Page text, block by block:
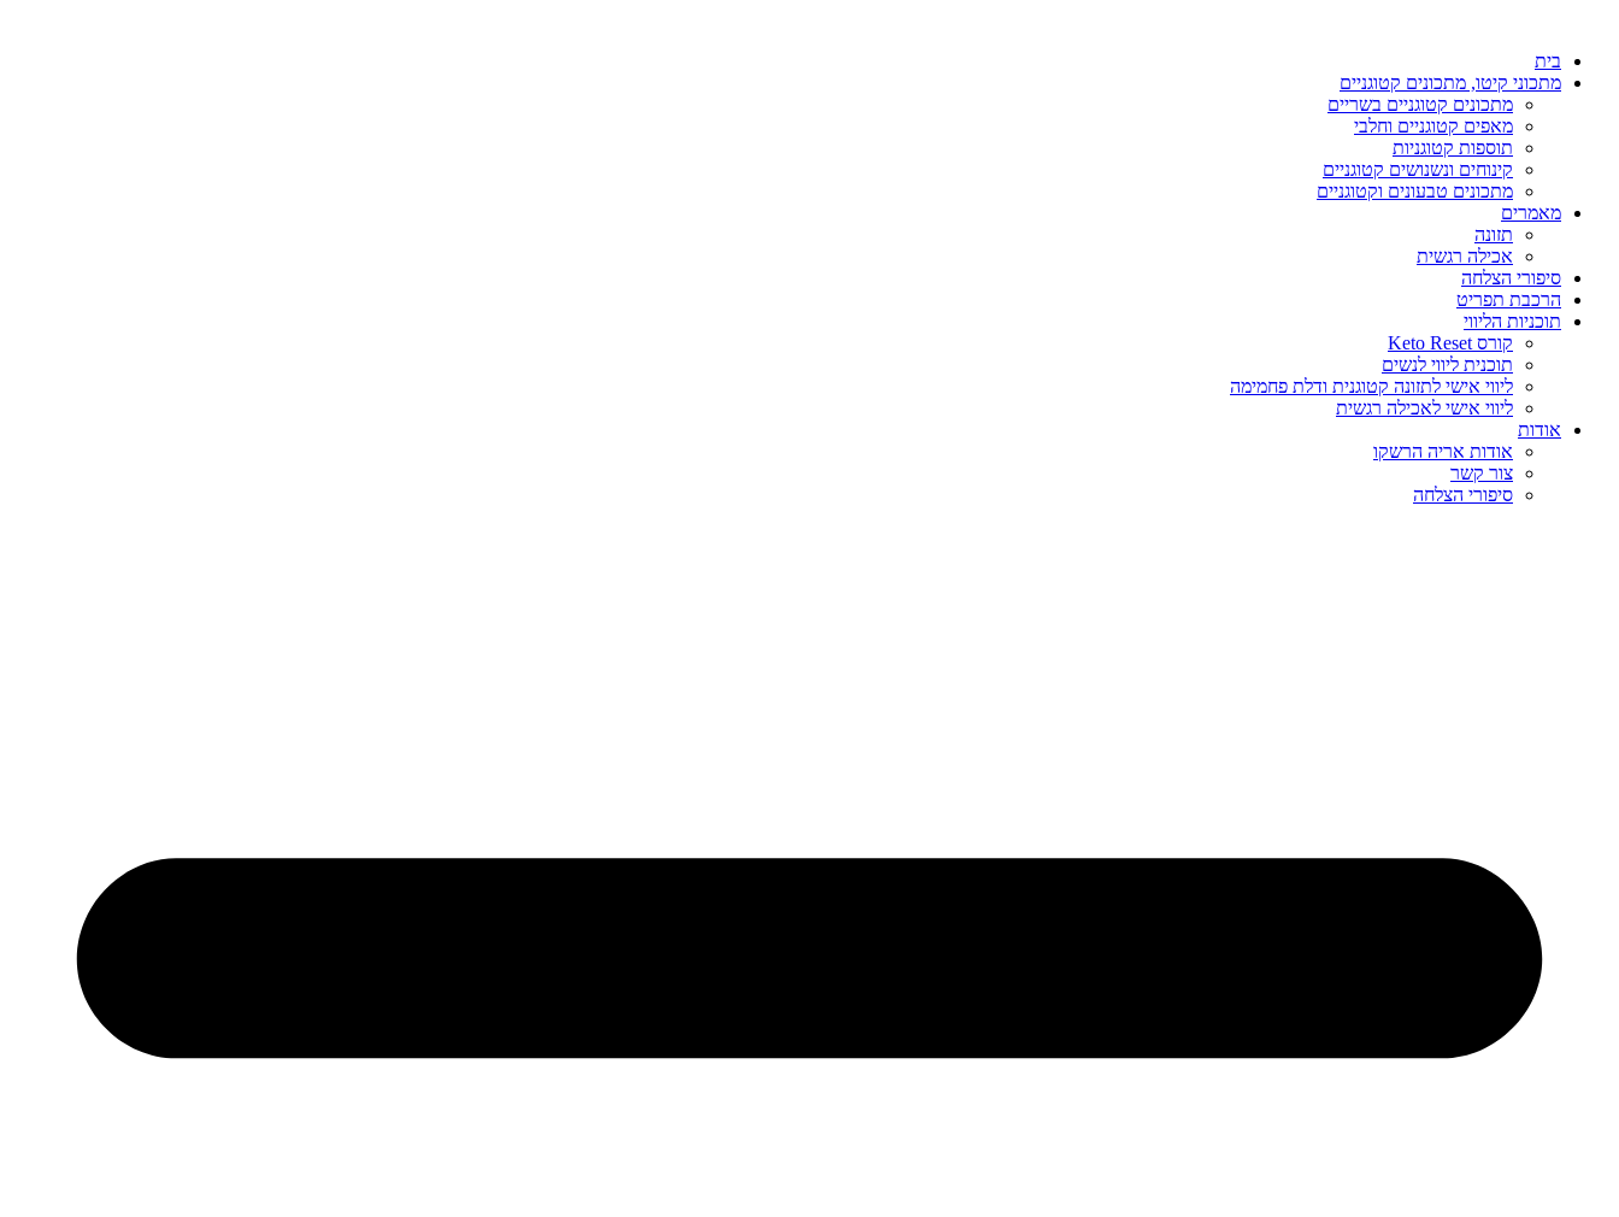
בית
מתכוני קיטו, מתכונים קטוגניים
מתכונים קטוגניים בשריים
מאפים קטוגניים וחלבי
תוספות קטוגניות
קינוחים ונשנושים קטוגניים
מתכונים טבעונים וקטוגניים
מאמרים
תזונה
אכילה רגשית
סיפורי הצלחה
הרכבת תפריט
תוכניות הליווי
קורס Keto Reset
תוכנית ליווי לנשים
ליווי אישי לתזונה קטוגנית ודלת פחמימה
ליווי אישי לאכילה רגשית
אודות
אודות אריה הרשקו
צור קשר
סיפורי הצלחה